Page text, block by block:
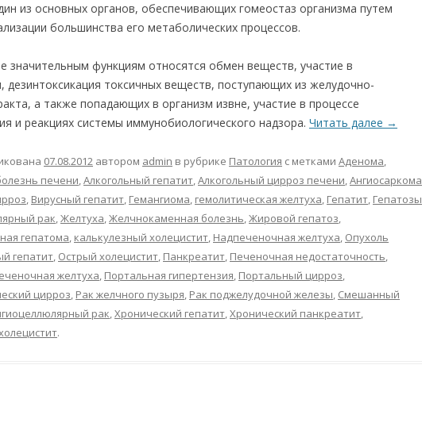
из основных органов, обеспечивающих гомеостаз организма путем
большинства его метаболических процессов.
значительным функциям относятся обмен веществ, участие в
дезинтоксикация токсичных веществ, поступающих из желудочно-
а также попадающих в организм извне, участие в процессе
и реакциях системы иммунобиологического надзора. Читать далее →
07.08.2012 автором admin в рубрике Патология с метками Аденома,
печени,Алкогольный гепатит,Алкогольный цирроз печени,Ангиосаркома
, Вирусный гепатит, Гемангиома, гемолитическая желтуха, Гепатит, Гепатозы
рак,Желтуха,Желчнокаменная болезнь,Жировой гепатоз,
гепатома, калькулезный холецистит, Надпеченочная желтуха, Опухоль
гепатит, Острый холецистит, Панкреатит, Печеночная недостаточность,
желтуха, Портальная гипертензия, Портальный цирроз,
цирроз, Рак желчного пузыря, Рак поджелудочной железы, Смешанный
рак,Хронический гепатит,Хронический панкреатит,
.